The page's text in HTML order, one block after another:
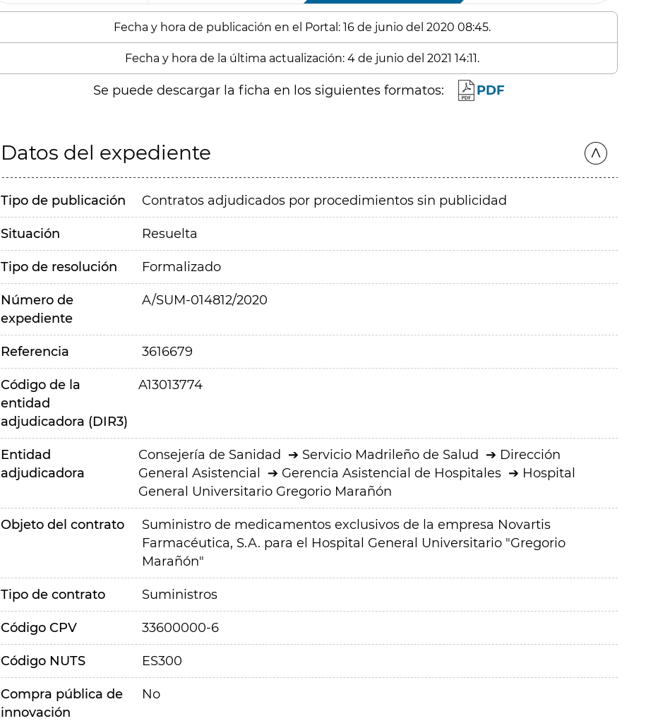
Fecha y hora de publicación en el Portal: 16 de junio del 2020 08:45.
Fecha y hora de la última actualización: 4 de junio del 2021 14:11.
Se puede descargar la ficha en los siguientes formatos: PDF
Datos del expediente
Tipo de publicación Contratos adjudicados por procedimientos sin publicidad
Situación Resuelta
Tipo de resolución Formalizado
Número de
expediente
A/SUM-014812/2020
Referencia 3616679
Código de la
entidad
adjudicadora (DIR3)
A13013774
Entidad
adjudicadora
Consejería de Sanidad Servicio Madrileño de Salud
Dirección
General Asistencial
Gerencia Asistencial de Hospitales
Hospital
General Universitario Gregorio Marañón
Objeto del contrato
Suministro de medicamentos exclusivos de la empresa Novartis
Farmacéutica, S.A. para el Hospital General Universitario "Gregorio
Marañón"
Tipo de contrato Suministros
Código CPV 33600000-6
Código NUTS ES300
Compra pública de
innovación
No